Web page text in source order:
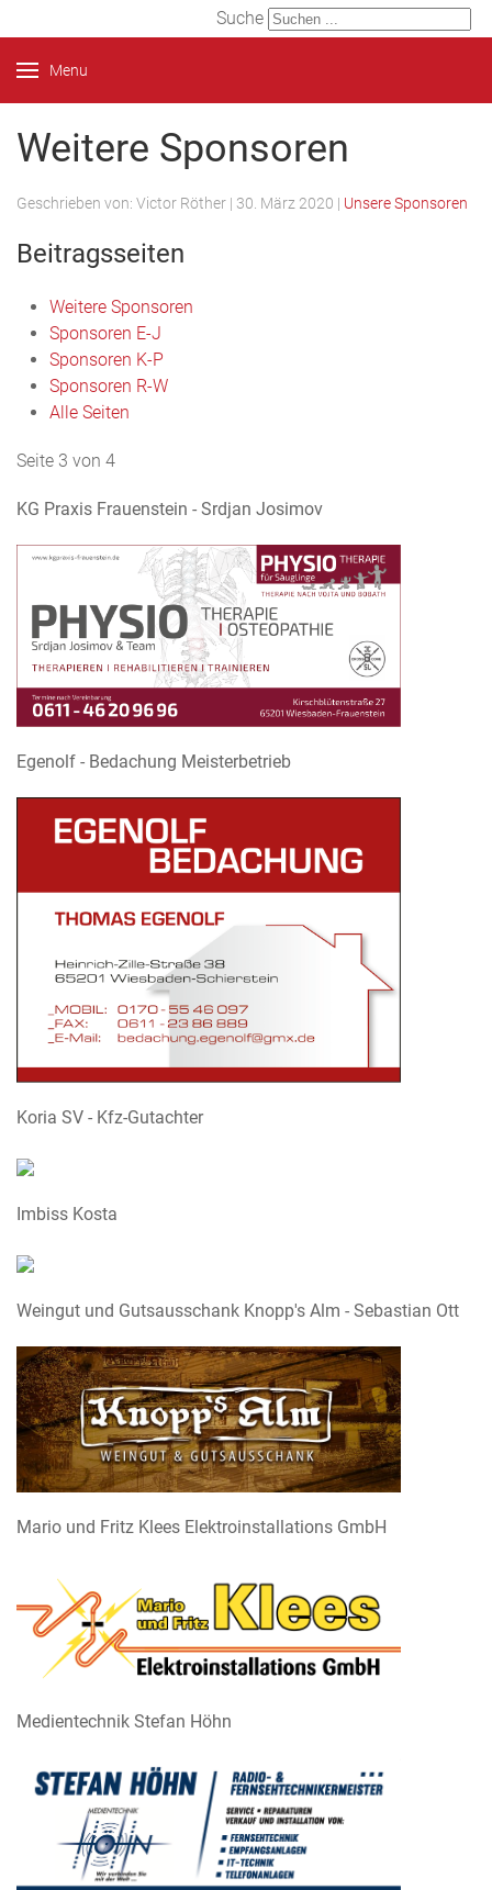
Suche
Menu
Weitere Sponsoren
Geschrieben von: Victor Röther | 30. März 2020 | Unsere Sponsoren
Beitragsseiten
Weitere Sponsoren
Sponsoren E-J
Sponsoren K-P
Sponsoren R-W
Alle Seiten
Seite 3 von 4
KG Praxis Frauenstein - Srdjan Josimov
Egenolf - Bedachung Meisterbetrieb
Koria SV - Kfz-Gutachter
Imbiss Kosta
Weingut und Gutsausschank Knopp's Alm - Sebastian Ott
Mario und Fritz Klees Elektroinstallations GmbH
Medientechnik Stefan Höhn